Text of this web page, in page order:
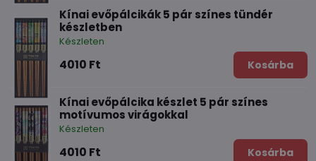
Kínai evőpálcikák 5 pár színes tündér
készletben
Készleten
4010 Ft Kosárba
Kínai evőpálcika készlet 5 pár színes
motívumos virágokkal
Készleten
4010 Ft Kosárba